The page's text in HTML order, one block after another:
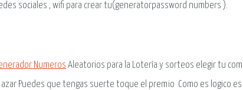
sociales , wifi para crear tu(generatorpassword numbers ).
Numeros Aleatorios para la Lotería y sorteos elegir tu
azar Puedes que tengas suerte toque el premio Como es logico